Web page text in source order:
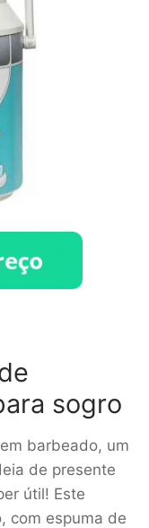
sogro
barbeado, um
de presente
útil! Este
com espuma de